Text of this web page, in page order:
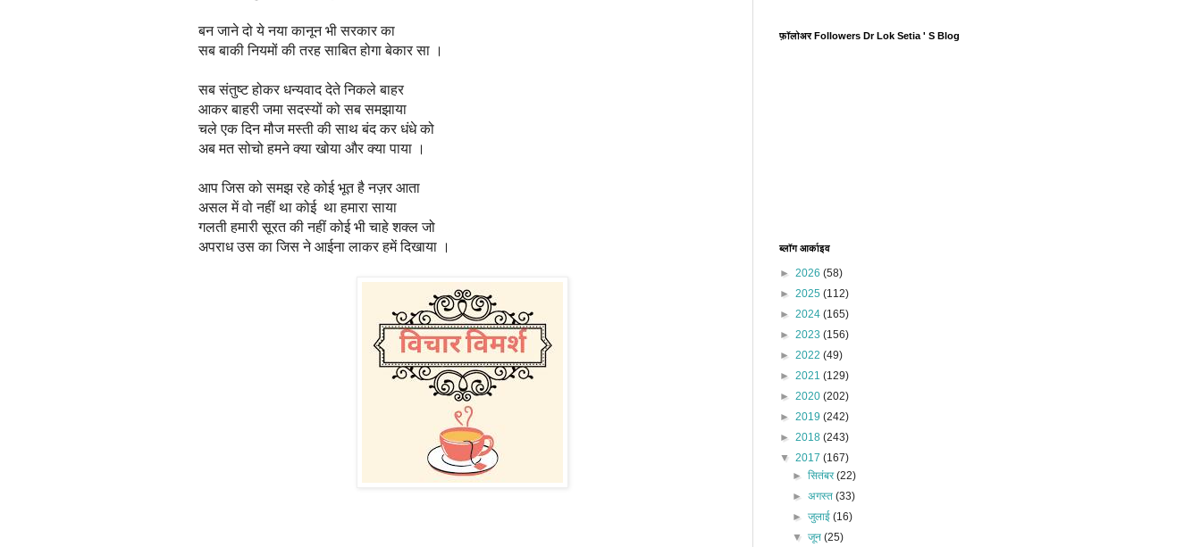
बन जाने दो ये नया कानून भी सरकार का
सब बाकी नियमों की तरह साबित होगा बेकार सा ।
सब संतुष्ट होकर धन्यवाद देते निकले बाहर
आकर बाहरी जमा सदस्यों को सब समझाया
चले एक दिन मौज मस्ती की साथ बंद कर धंधे को
अब मत सोचो हमने क्या खोया और क्या पाया ।
आप जिस को समझ रहे कोई भूत है नज़र आता
असल में वो नहीं था कोई था हमारा साया
गलती हमारी सूरत की नहीं कोई भी चाहे शक्ल जो
अपराध उस का जिस ने आईना लाकर हमें दिखाया ।
फ़ॉलोअर Followers Dr Lok Setia ' S Blog
ब्लॉग आर्काइव
► 2026 (58)
► 2025 (112)
► 2024 (165)
► 2023 (156)
► 2022 (49)
► 2021 (129)
► 2020 (202)
► 2019 (242)
► 2018 (243)
▼ 2017 (167)
►सितंबर(22)
►अगस्त(33)
►जुलाई(16)
▼जून(25)